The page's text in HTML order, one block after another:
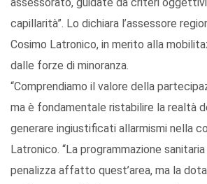
capillarità”. Lo dichiara l’assessore
Cosimo Latronico, in merito alla
dalle forze di minoranza.
“Comprendiamo il valore della
ma è fondamentale ristabilire la realtà
generare ingiustificati allarmismi nella
Latronico. “La programmazione
penalizza affatto quest’area, ma la